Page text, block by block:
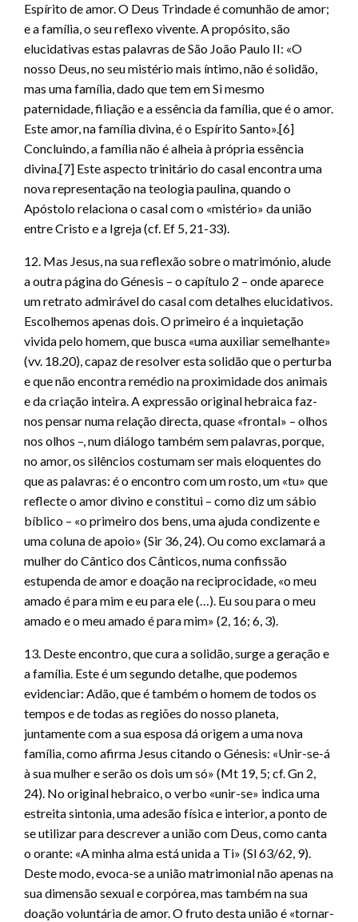
Espírito de amor. O Deus Trindade é comunhão de amor;
e a família, o seu reflexo vivente. A propósito, são
elucidativas estas palavras de São João Paulo II: «O
nosso Deus, no seu mistério mais íntimo, não é solidão,
mas uma família, dado que tem em Si mesmo
paternidade, filiação e a essência da família, que é o amor.
Este amor, na família divina, é o Espírito Santo».[6]
Concluindo, a família não é alheia à própria essência
divina.[7] Este aspecto trinitário do casal encontra uma
nova representação na teologia paulina, quando o
Apóstolo relaciona o casal com o «mistério» da união
entre Cristo e a Igreja (cf. Ef 5, 21-33).
12. Mas Jesus, na sua reflexão sobre o matrimónio, alude
a outra página do Génesis – o capítulo 2 – onde aparece
um retrato admirável do casal com detalhes elucidativos.
Escolhemos apenas dois. O primeiro é a inquietação
vivida pelo homem, que busca «uma auxiliar semelhante»
(vv. 18.20), capaz de resolver esta solidão que o perturba
e que não encontra remédio na proximidade dos animais
e da criação inteira. A expressão original hebraica faz-
nos pensar numa relação directa, quase «frontal» – olhos
nos olhos –, num diálogo também sem palavras, porque,
no amor, os silêncios costumam ser mais eloquentes do
que as palavras: é o encontro com um rosto, um «tu» que
reflecte o amor divino e constitui – como diz um sábio
bíblico – «o primeiro dos bens, uma ajuda condizente e
uma coluna de apoio» (Sir 36, 24). Ou como exclamará a
mulher do Cântico dos Cânticos, numa confissão
estupenda de amor e doação na reciprocidade, «o meu
amado é para mim e eu para ele (…). Eu sou para o meu
amado e o meu amado é para mim» (2, 16; 6, 3).
13. Deste encontro, que cura a solidão, surge a geração e
a família. Este é um segundo detalhe, que podemos
evidenciar: Adão, que é também o homem de todos os
tempos e de todas as regiões do nosso planeta,
juntamente com a sua esposa dá origem a uma nova
família, como afirma Jesus citando o Génesis: «Unir-se-á
à sua mulher e serão os dois um só» (Mt 19, 5; cf. Gn 2,
24). No original hebraico, o verbo «unir-se» indica uma
estreita sintonia, uma adesão física e interior, a ponto de
se utilizar para descrever a união com Deus, como canta
o orante: «A minha alma está unida a Ti» (Sl 63/62, 9).
Deste modo, evoca-se a união matrimonial não apenas na
sua dimensão sexual e corpórea, mas também na sua
doação voluntária de amor. O fruto desta união é «tornar-